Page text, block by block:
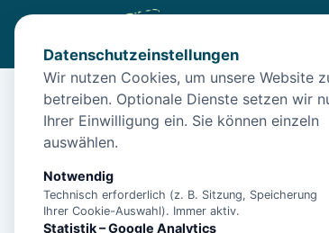
Start Unterkünfte Norden/Norden:
Norden:
26506 Norden
Datenschutzeinstellungen
Wir nutzen Cookies, um unsere Website
betreiben. Optionale Dienste setzen wir
Ihrer Einwilligung ein. Sie können einzeln
auswählen.
Notwendig
Technisch erforderlich (z. B. Sitzung, Speicherung
Ihrer Cookie-Auswahl). Immer aktiv.
Statistik – Google Analytics